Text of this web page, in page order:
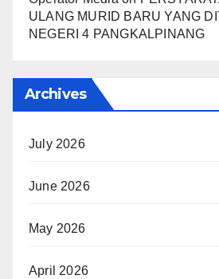
ULANG MURID BARU YANG
NEGERI 4 PANGKALPINANG
Archives
July 2026
June 2026
May 2026
April 2026